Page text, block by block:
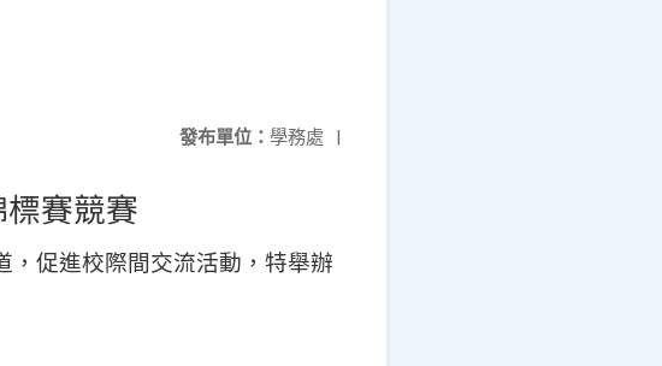
發布單位： 學務處 |
賽競賽
，促進校際間交流活動，特舉辦